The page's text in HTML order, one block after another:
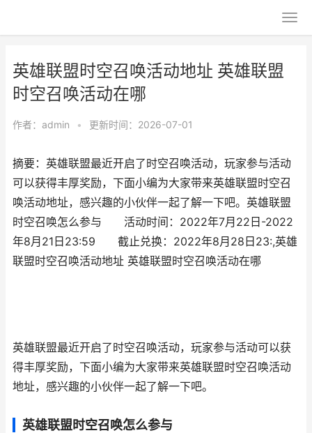
英雄联盟时空召唤活动地址 英雄联盟
时空召唤活动在哪
作者： admin • 更新时间：2026-07-01
摘要：英雄联盟最近开启了时空召唤活动，玩家参与活动
可以获得丰厚奖励，下面小编为大家带来英雄联盟时空召
唤活动地址，感兴趣的小伙伴一起了解一下吧。英雄联盟
时空召唤怎么参与 活动时间：2022年7月22日-2022
年8月21日23:59 截止兑换：2022年8月28日23:,英雄
联盟时空召唤活动地址 英雄联盟时空召唤活动在哪
英雄联盟最近开启了时空召唤活动，玩家参与活动可以获
得丰厚奖励，下面小编为大家带来英雄联盟时空召唤活动
地址，感兴趣的小伙伴一起了解一下吧。
英雄联盟时空召唤怎么参与